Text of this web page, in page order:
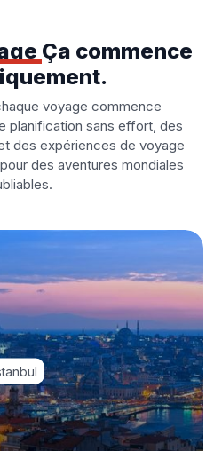
Ça commence
voyage commence
planification sans effort, des
des expériences de voyage
des aventures mondiales